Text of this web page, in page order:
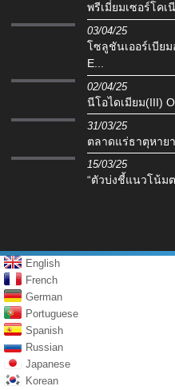
พรีเมี่ยมเซอร์โคเ
03/04/25
โซลูชันเออร์เบีย
E...
02/04/25
นีโอไดเมียม(III)
31/03/25
ตลาดแร่ธาตุหาย
15/03/25
“ตัวบ่งชี้แนวโน้ม
English
French
German
Portuguese
Spanish
Russian
Japanese
Korean